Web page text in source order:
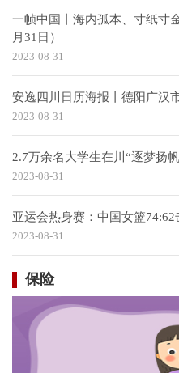
一帧中国丨海内孤本、寸纸寸
月31日）
2023-08-31
安逸四川日历海报丨德阳广汉
2023-08-31
2.7万余名大学生在川“逐梦扬
2023-08-31
亚运会热身赛：中国女篮
2023-08-31
保险